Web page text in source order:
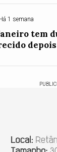
1 semana
tem